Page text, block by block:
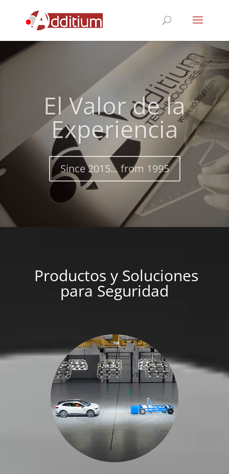
El Valor de la
Experiencia
Since 2015... from 1995
Productos y Soluciones
para Seguridad